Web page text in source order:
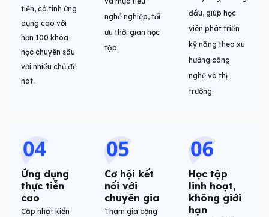
tiễn, có tính ứng
dụng cao với
hơn 100 khóa
học chuyên sâu
với nhiều chủ đề
hot.
nghề nghiệp, tối
ưu thời gian học
tập.
đầu, giúp học
viên phát triển
kỹ năng theo xu
hướng công
nghệ và thị
trường.
Ứng dụng
thực tiễn
cao
Cập nhật kiến
Cơ hội kết
nối với
chuyên gia
Tham gia cộng
Học tập
linh hoạt,
không giới
hạn